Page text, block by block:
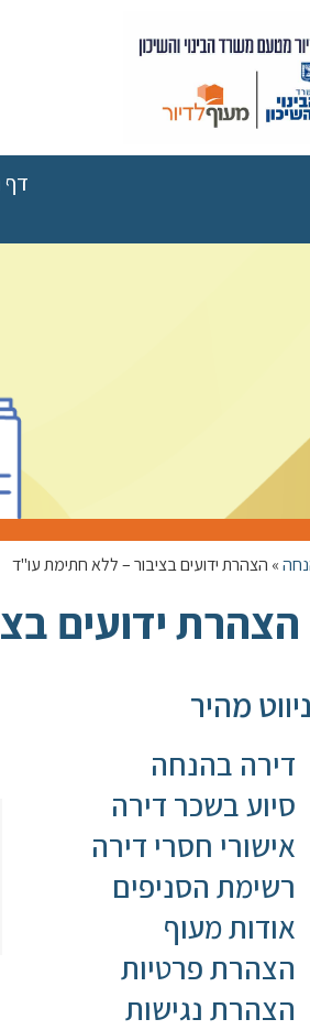
דף
» הצהרת ידועים בציבור – ללא חתימת עו"ד
הצהרת ידועים
ניווט מהיר
דירה בהנחה
סיוע בשכר דירה
אישורי חסרי דירה
רשימת הסניפים
אודות מעוף
הצהרת פרטיות
הצהרת נגישות